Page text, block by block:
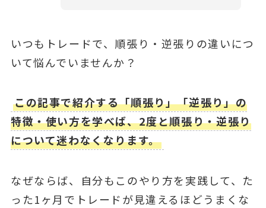
いつもトレードで、順張り・逆張りの違いにつ
いて悩んでいませんか？
この記事で紹介する「順張り」「逆張り」の
特徴・使い方を学べば、2度と順張り・逆張り
について迷わなくなります。
なぜならば、自分もこのやり方を実践して、た
った1ヶ月でトレードが見違えるほどうまくな